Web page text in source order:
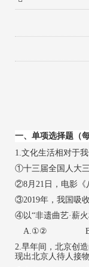
一、单项选择题（
1.文化生活相对于
①十三届全国人大
②8月21日，电影《
③2019年，我国吸
④以“非遗曲艺·薪
A.①②
2.早年间，北京创
现出北京人待人接